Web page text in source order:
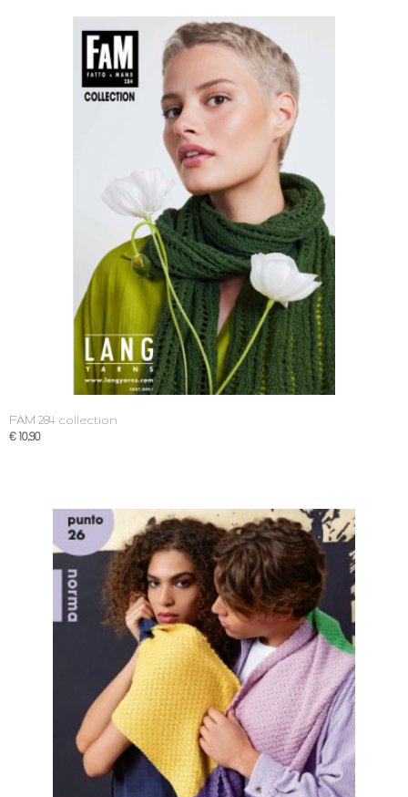
FAM 284 collection
€ 10,90